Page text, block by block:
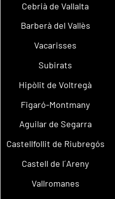
Cebrià de Vallalta
Barberà del Vallès
Vacarisses
Subirats
Hipòlit de Voltregà
Figaró-Montmany
Aguilar de Segarra
Castellfollit de Riubregós
Castell de l´Areny
Vallromanes